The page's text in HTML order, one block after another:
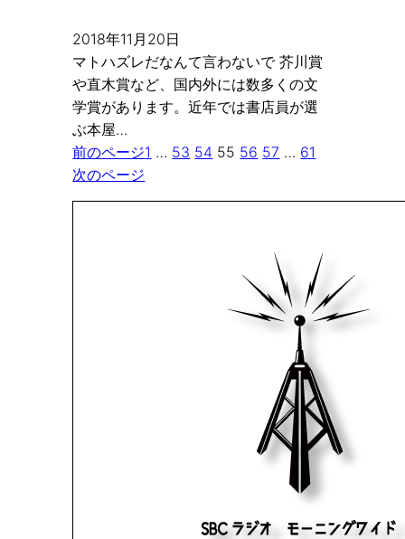
2018年11月20日
マトハズレだなんて言わないで 芥川賞
や直木賞など、国内外には数多くの文
学賞があります。近年では書店員が選
ぶ本屋…
前のページ1 … 53 54 55 56 57 … 61
次のページ